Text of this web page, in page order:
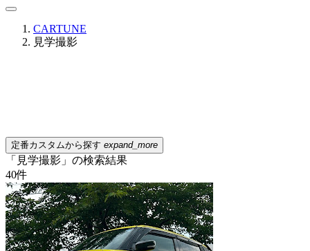
CARTUNE
見学撮影
定番カスタムから探す expand_more
「見学撮影」の検索結果
40件